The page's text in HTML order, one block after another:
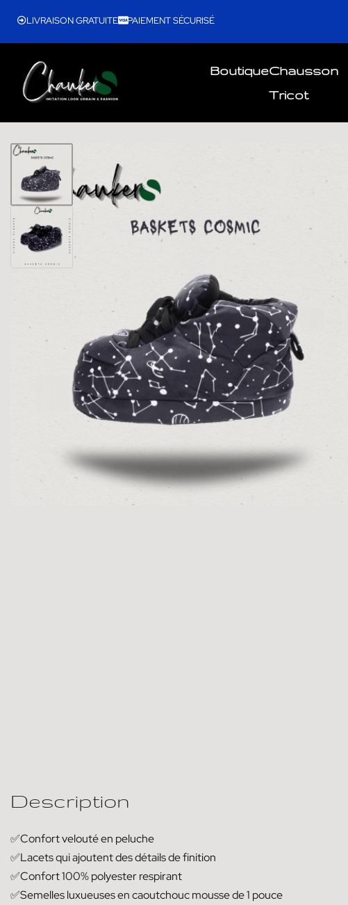
LIVRAISON GRATUITE PAIEMENT SÉCURISÉ
BoutiqueChausson
Tricot
Description
✅Confort velouté en peluche
✅Lacets qui ajoutent des détails de finition
✅Confort 100% polyester respirant
✅Semelles luxueuses en caoutchouc mousse de 1 pouce